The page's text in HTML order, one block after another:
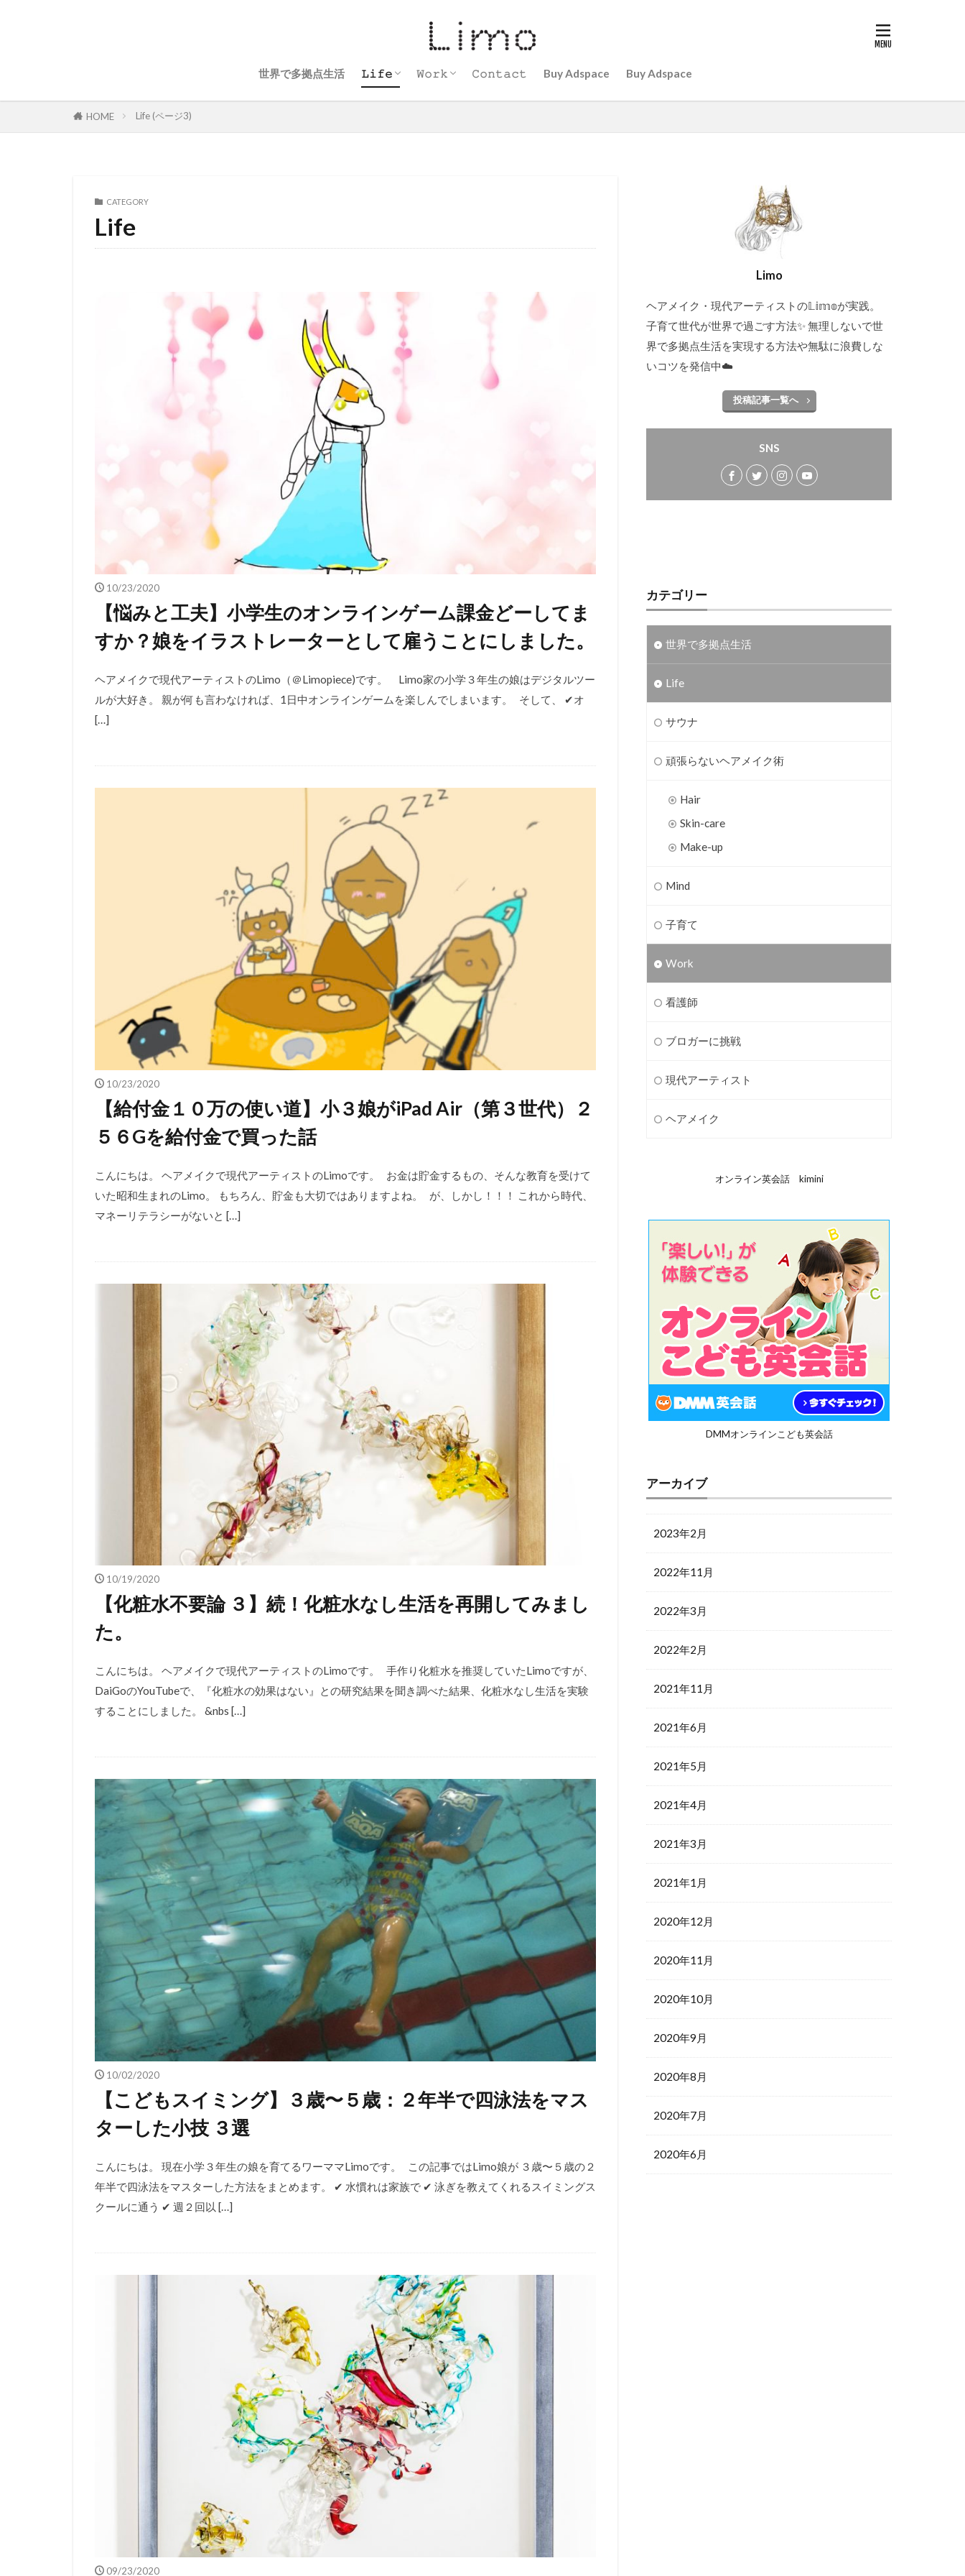
世界で多拠点生活 𝙻𝚒𝚏𝚎 𝚆𝚘𝚛𝚔 𝙲𝚘𝚗𝚝𝚊𝚌𝚝 Buy Adspace Buy Adspace
HOME Life (ページ3)
CATEGORY
Life
10/23/2020
【悩みと工夫】小学生のオンラインゲーム課金どーしてま
すか？娘をイラストレーターとして雇うことにしました。
ヘアメイクで現代アーティストのLimo（＠Limopiece)です。 Limo家の小学３年生の娘はデジタルツー
ルが大好き。 親が何も言わなければ、1日中オンラインゲームを楽しんでしまいます。 そして、 ✔︎オ
[…]
10/23/2020
【給付金１０万の使い道】小３娘がiPad Air（第３世代）２
５６Gを給付金で買った話
こんにちは。 ヘアメイクで現代アーティストのLimoです。 お金は貯金するもの、そんな教育を受けて
いた昭和生まれのLimo。 もちろん、貯金も大切ではありますよね。 が、しかし！！！ これから時代、
マネーリテラシーがないと […]
10/19/2020
【化粧水不要論 ３】続！化粧水なし生活を再開してみまし
た。
こんにちは。 ヘアメイクで現代アーティストのLimoです。 手作り化粧水を推奨していたLimoですが、
DaiGoのYouTubeで、『化粧水の効果はない』との研究結果を聞き調べた結果、化粧水なし生活を実験
することにしました。 &nbs […]
10/02/2020
【こどもスイミング】３歳〜５歳：２年半で四泳法をマス
ターした小技 ３選
こんにちは。 現在小学３年生の娘を育てるワーママLimoです。 この記事ではLimo娘が ３歳〜５歳の２
年半で四泳法をマスターした方法をまとめます。 ✔︎ 水慣れは家族で ✔︎ 泳ぎを教えてくれるスイミングス
クールに通う ✔︎ 週２回以 […]
09/23/2020
Limo
ヘアメイク・現代アーティストの𝕃𝕚𝕞𝕠が実践。
子育て世代が世界で過ごす方法✨ 無理しないで世
界で多拠点生活を実現する方法や無駄に浪費しな
いコツを発信中☁️
投稿記事一覧へ
SNS
カテゴリー
世界で多拠点生活
Life
サウナ
頑張らないヘアメイク術
Hair
Skin-care
Make-up
Mind
子育て
Work
看護師
ブロガーに挑戦
現代アーティスト
ヘアメイク
オンライン英会話 kimini
DMMオンラインこども英会話
アーカイブ
2023年2月
2022年11月
2022年3月
2022年2月
2021年11月
2021年6月
2021年5月
2021年4月
2021年3月
2021年1月
2020年12月
2020年11月
2020年10月
2020年9月
2020年8月
2020年7月
2020年6月